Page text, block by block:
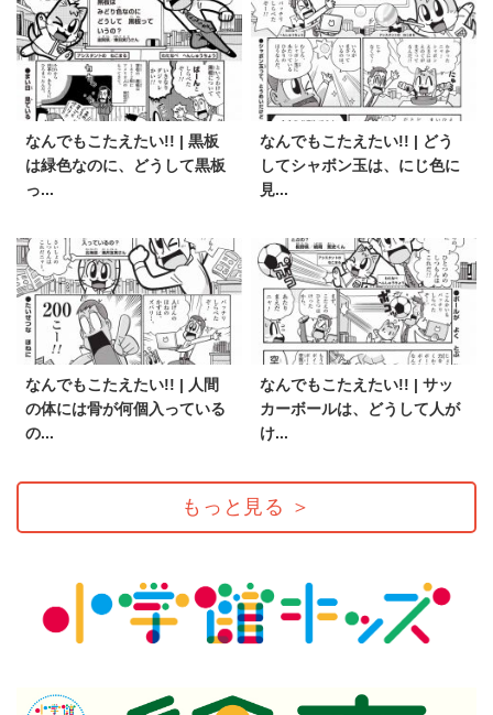
なんでもこたえたい!! | 黒板
は緑色なのに、どうして黒板
っ...
なんでもこたえたい!! | どう
してシャボン玉は、にじ色に
見...
なんでもこたえたい!! | 人間
の体には骨が何個入っている
の...
なんでもこたえたい!! | サッ
カーボールは、どうして人が
け...
もっと見る ＞